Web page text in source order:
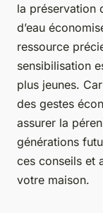
la préservation
d’eau
ressource
sensibilisation
plus jeunes.
des gestes
assurer la
générations
ces conseils et
votre maison.